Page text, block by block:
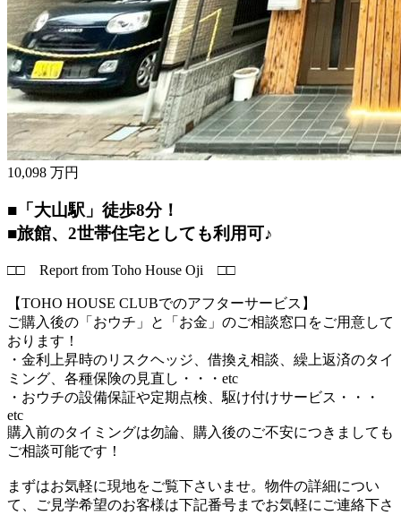
10,098 万円
■「大山駅」徒歩8分！
■旅館、2世帯住宅としても利用可♪
□□ Report from Toho House Oji □□
【TOHO HOUSE CLUBでのアフターサービス】
ご購入後の「おウチ」と「お金」のご相談窓口をご用意して
おります！
・金利上昇時のリスクヘッジ、借換え相談、繰上返済のタイ
ミング、各種保険の見直し・・・etc
・おウチの設備保証や定期点検、駆け付けサービス・・・
etc
購入前のタイミングは勿論、購入後のご不安につきましても
ご相談可能です！
まずはお気軽に現地をご覧下さいませ。物件の詳細につい
て、ご見学希望のお客様は下記番号までお気軽にご連絡下さ